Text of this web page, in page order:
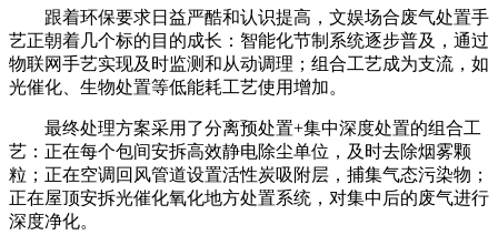
跟着环保要求日益严酷和认识提高，文娱场合废气处置手
艺正朝着几个标的目的成长：智能化节制系统逐步普及，通过
物联网手艺实现及时监测和从动调理；组合工艺成为支流，如
光催化、生物处置等低能耗工艺使用增加。
最终处理方案采用了分离预处置+集中深度处置的组合工
艺：正在每个包间安拆高效静电除尘单位，及时去除烟雾颗
粒；正在空调回风管道设置活性炭吸附层，捕集气态污染物；
正在屋顶安拆光催化氧化地方处置系统，对集中后的废气进行
深度净化。